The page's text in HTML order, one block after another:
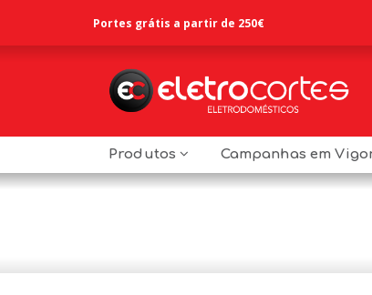
Portes grátis a partir de 250€
Produtos Campanhas em